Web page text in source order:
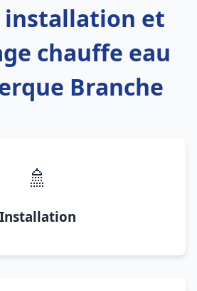
installation et
chauffe eau
Branche
🚿
Installation